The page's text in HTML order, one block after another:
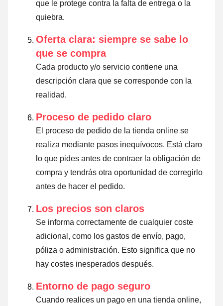
que le protege contra la falta de entrega o la
quiebra.
Oferta clara: siempre se sabe lo
que se compra
Cada producto y/o servicio contiene una
descripción clara que se corresponde con la
realidad.
Proceso de pedido claro
El proceso de pedido de la tienda online se
realiza mediante pasos inequívocos. Está claro
lo que pides antes de contraer la obligación de
compra y tendrás otra oportunidad de corregirlo
antes de hacer el pedido.
Los precios son claros
Se informa correctamente de cualquier coste
adicional, como los gastos de envío, pago,
póliza o administración. Esto significa que no
hay costes inesperados después.
Entorno de pago seguro
Cuando realices un pago en una tienda online,